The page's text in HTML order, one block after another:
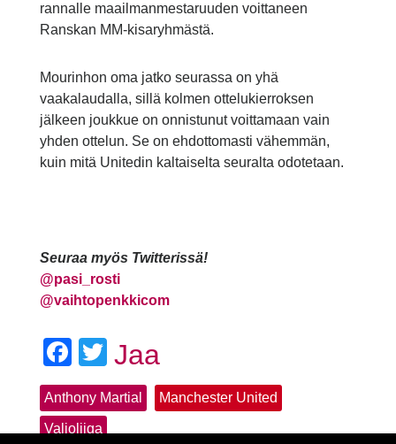
rannalle maailmanmestaruuden voittaneen
Ranskan MM-kisaryhmästä.
Mourinhon oma jatko seurassa on yhä
vaakalaudalla, sillä kolmen ottelukierroksen
jälkeen joukkue on onnistunut voittamaan vain
yhden ottelun. Se on ehdottomasti vähemmän,
kuin mitä Unitedin kaltaiselta seuralta odotetaan.
Seuraa myös Twitterissä!
@pasi_rosti
@vaihtopenkkicom
Facebook
Twitter
Jaa
Anthony Martial Manchester United
Valioliiga